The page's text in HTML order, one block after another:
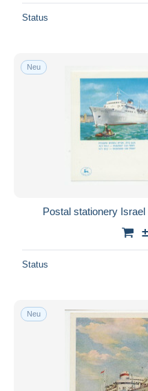
Status
Neu
Postal stationery
Status
Neu